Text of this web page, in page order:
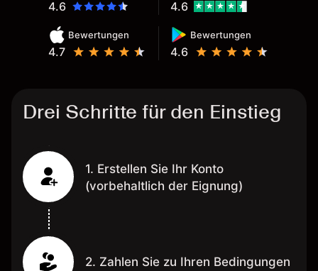
4.6
Bewertungen
4.7
Bewertungen
4.6
4.6
Drei Schritte für den Einstieg
1. Erstellen Sie Ihr Konto
(vorbehaltlich der Eignung)
2. Zahlen Sie zu Ihren Bedingungen